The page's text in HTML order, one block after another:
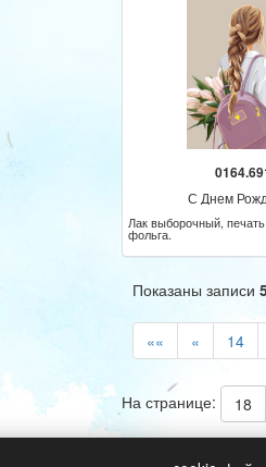
С Днем
Лак выборочный,
фольга.
Показаны записи
«« « 14
На странице: 18